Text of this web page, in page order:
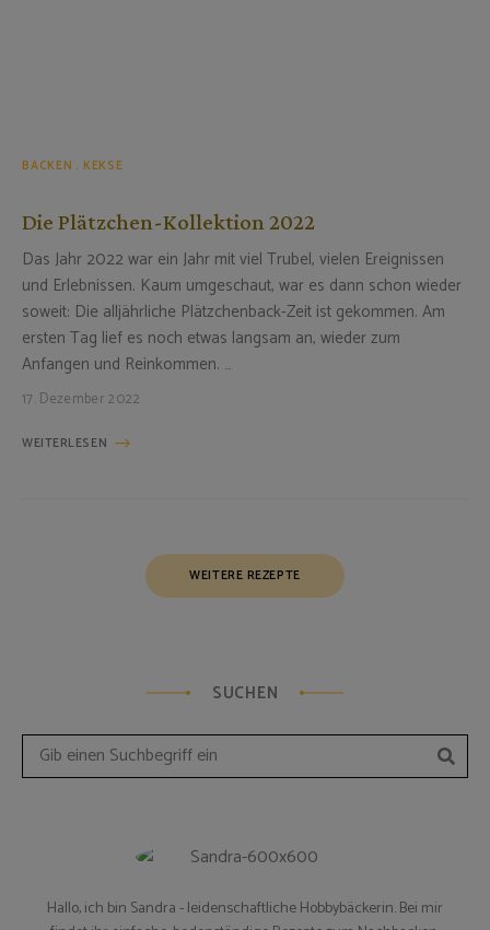
BACKEN KEKSE
Die Plätzchen-Kollektion 2022
Das Jahr 2022 war ein Jahr mit viel Trubel, vielen Ereignissen
und Erlebnissen. Kaum umgeschaut, war es dann schon wieder
soweit: Die alljährliche Plätzchenback-Zeit ist gekommen. Am
ersten Tag lief es noch etwas langsam an, wieder zum
Anfangen und Reinkommen. …
17. Dezember 2022
WEITERLESEN
WEITERE REZEPTE
SUCHEN
Search
Hallo, ich bin Sandra - leidenschaftliche Hobbybäckerin. Bei mir